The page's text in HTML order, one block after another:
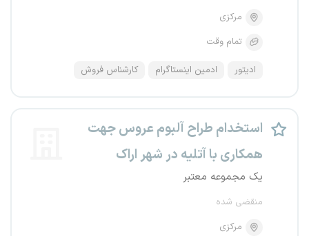
مرکزی
تمام وقت
ادیتور ادمین اینستاگرام کارشناس فروش
استخدام طراح آلبوم عروس جهت
همکاری با آتلیه در شهر اراک
یک مجموعه معتبر
منقضی شده
مرکزی